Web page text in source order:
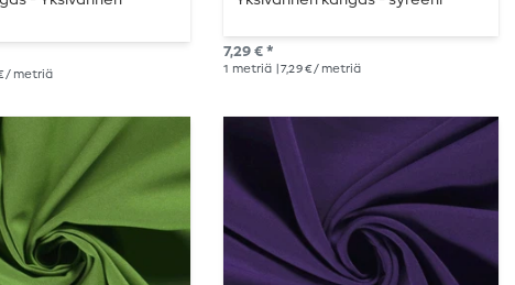
€ / metriä
7,29 € *
1 metriä | 7,29 € / metriä